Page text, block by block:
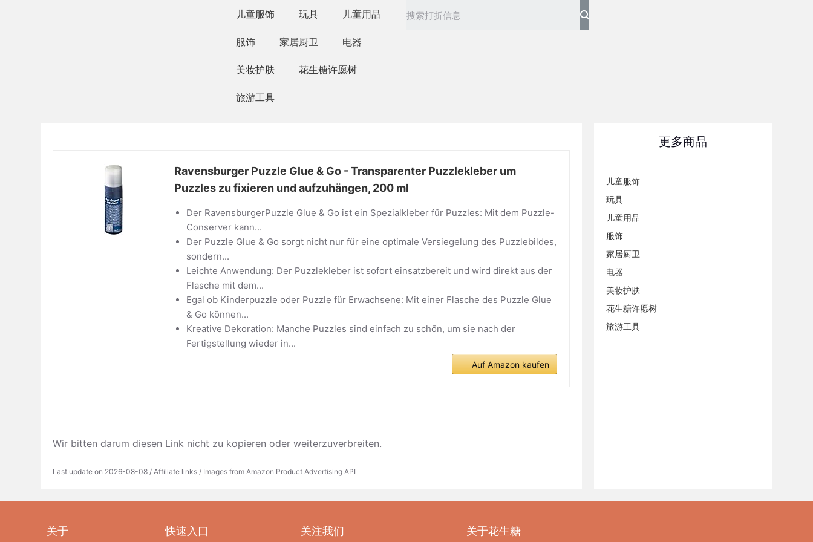
儿童服饰 玩具 儿童用品
服饰 家居厨卫 电器
美妆护肤 花生糖许愿树
旅游工具
Ravensburger Puzzle Glue & Go - Transparenter Puzzlekleber um
Puzzles zu fixieren und aufzuhängen, 200 ml
Der RavensburgerPuzzle Glue & Go ist ein Spezialkleber für Puzzles: Mit dem Puzzle-
Conserver kann...
Der Puzzle Glue & Go sorgt nicht nur für eine optimale Versiegelung des Puzzlebildes,
sondern...
Leichte Anwendung: Der Puzzlekleber ist sofort einsatzbereit und wird direkt aus der
Flasche mit dem...
Egal ob Kinderpuzzle oder Puzzle für Erwachsene: Mit einer Flasche des Puzzle Glue
& Go können...
Kreative Dekoration: Manche Puzzles sind einfach zu schön, um sie nach der
Fertigstellung wieder in...
Auf Amazon kaufen
Wir bitten darum diesen Link nicht zu kopieren oder weiterzuverbreiten.
Last update on 2026-08-08 / Affiliate links / Images from Amazon Product Advertising API
更多商品
儿童服饰
玩具
儿童用品
服饰
家居厨卫
电器
美妆护肤
花生糖许愿树
旅游工具
关于 快速入口 关注我们 关于花生糖